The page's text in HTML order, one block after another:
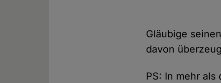
Gläubige
davon
PS: In mehr